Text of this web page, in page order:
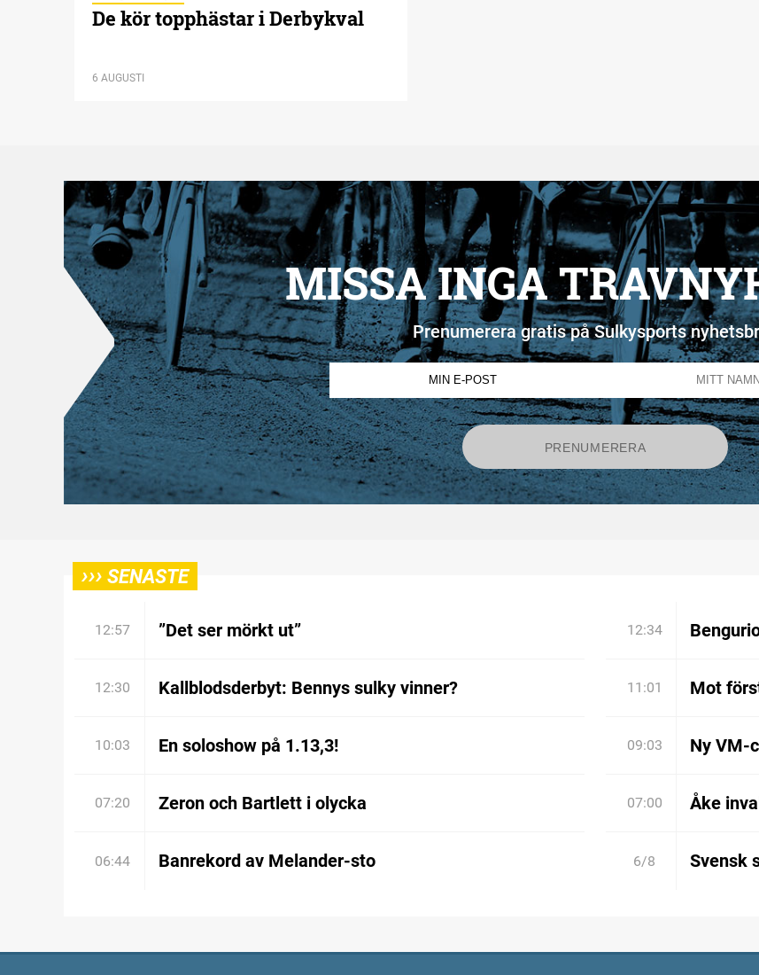
De kör topphästar i Derbykval
6 AUGUSTI
MISSA INGA
Prenumerera gratis på Sulkysports
››› SENASTE
12:57 ”Det ser mörkt ut” 12:34
12:30 Kallblodsderbyt: Bennys sulky vinner? 11:01 Mot
10:03 En soloshow på 1.13,3! 09:03 Ny VM-
07:20 Zeron och Bartlett i olycka 07:00 Åke
06:44 Banrekord av Melander-sto 6/8 Svensk